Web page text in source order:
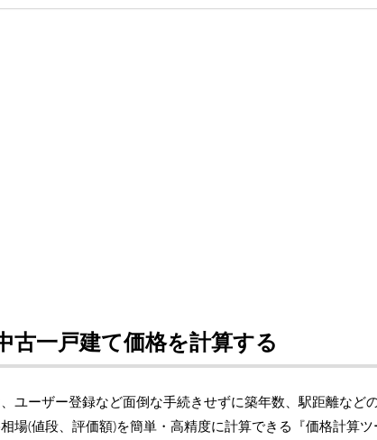
古一戸建て価格を計算する
ユーザー登録など面倒な手続きせずに築年数、駅距離など
場(値段、評価額)を簡単・高精度に計算できる『価格計算ツ